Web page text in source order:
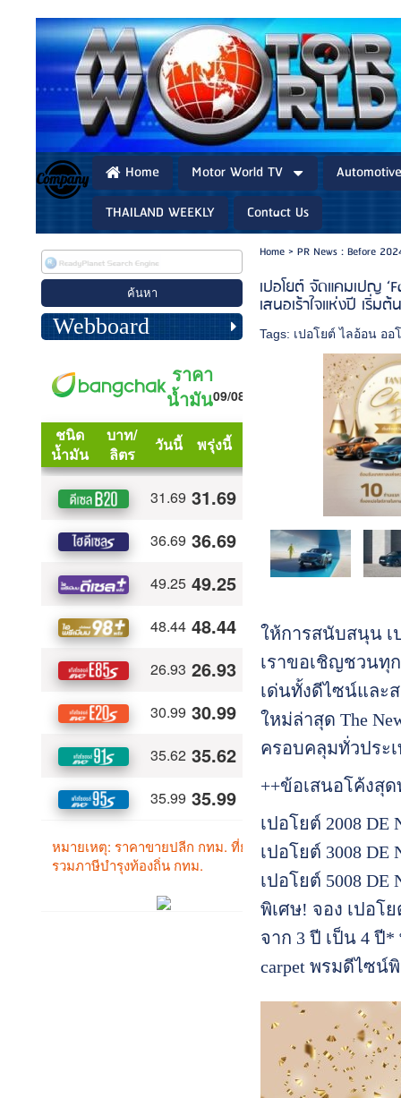
Home Motor World TV
THAILAND WEEKLY
Contact Us
Webboard
Home> PR News : Before
เปอโยต์ จัดแคมเปญ
เสนอเร้าใจแห่งปี เริ่ม
Tags: เปอโยต์ ไลอ้อน ออ
ให้การสนับสนุน เ
เราขอเชิญชวนทุก
เด่นทั้งดีไซน์และส
ใหม่ล่าสุด The
ครอบคลุมทั่วประเ
++ข้อเสนอโค้งสุด
เปอโยต์ 2008 DE
เปอโยต์ 3008 DE
เปอโยต์ 5008 DE
พิเศษ! จอง เปอโ
จาก 3 ปี เป็น 4 ปี
carpet พรมดีไซน์